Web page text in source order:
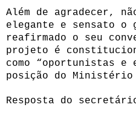
Além de agradecer,
elegante e sensato o
reafirmado o seu
projeto é
como “oportunistas e
posição do Ministério
Resposta do